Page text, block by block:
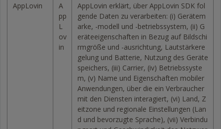
AppLovin
A
pp
L
ov
in
AppLovin erklärt, über AppLovin SDK fol
gende Daten zu verarbeiten: (i) Gerätem
arke, -modell und -betriebssystem, (ii) G
eräteeigenschaften in Bezug auf Bildschi
rmgröße und -ausrichtung, Lautstärkere
gelung und Batterie, Nutzung des Geräte
speichers, (iii) Carrier, (iv) Betriebssyste
m, (v) Name und Eigenschaften mobiler
Anwendungen, über die ein Verbraucher
mit den Diensten interagiert, (vi) Land, Z
eitzone und regionale Einstellungen (Lan
d und bevorzugte Sprache), (vii) Verbindu